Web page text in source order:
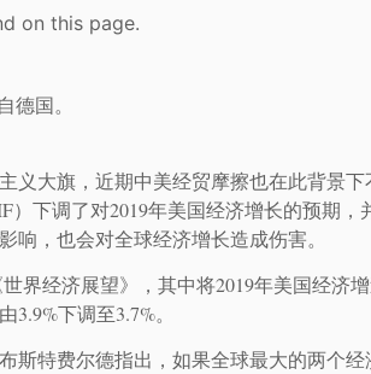
on this page.
德国。
义大旗，近期中美经贸摩擦也在此背景
）下调了对2019年美国经济增长的预期
响，也会对全球经济增长造成伤害。
界经济展望》，其中将2019年美国经济
下调至3.7%。
斯特费尔德指出，如果全球最大的两个